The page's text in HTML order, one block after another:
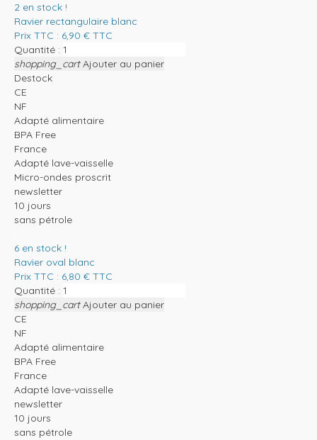
2 en stock !
Ravier rectangulaire blanc
Prix TTC : 6,90 € TTC
Quantité :
shopping_cart Ajouter au panier
Destock
CE
NF
Adapté alimentaire
BPA Free
France
Adapté lave-vaisselle
Micro-ondes proscrit
newsletter
10 jours
sans pétrole
6 en stock !
Ravier oval blanc
Prix TTC : 6,80 € TTC
Quantité :
shopping_cart Ajouter au panier
CE
NF
Adapté alimentaire
BPA Free
France
Adapté lave-vaisselle
newsletter
10 jours
sans pétrole